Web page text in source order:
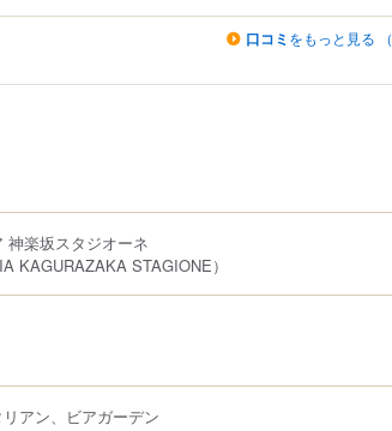
口コミ をもっと見る （
神楽坂スタジオーネ
KAGURAZAKA STAGIONE）
アン、ビアガーデン